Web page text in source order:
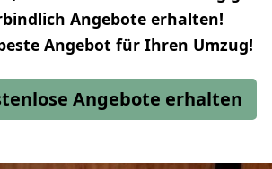
Angebote erhalten!
Angebot für Ihren Umzug!
Angebote erhalten